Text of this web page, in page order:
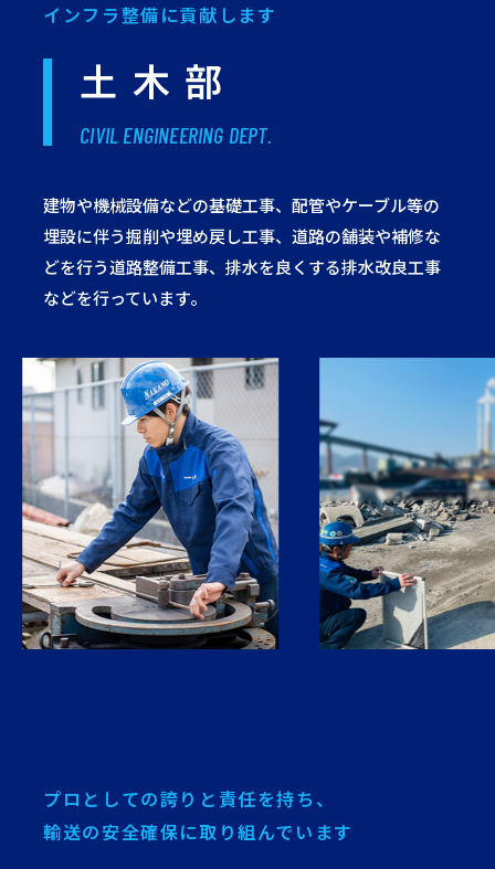
インフラ整備に貢献します
土木部
CIVIL ENGINEERING DEPT.
建物や機械設備などの基礎工事、配管やケーブル等の
埋設に伴う掘削や埋め戻し工事、道路の舗装や補修な
どを行う道路整備工事、排水を良くする排水改良工事
などを行っています。
プロとしての誇りと責任を持ち、
輸送の安全確保に取り組んでいます